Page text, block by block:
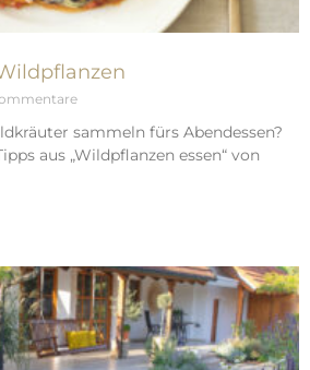
sammeln fürs Abendessen?
aus „Wildpflanzen essen“ von